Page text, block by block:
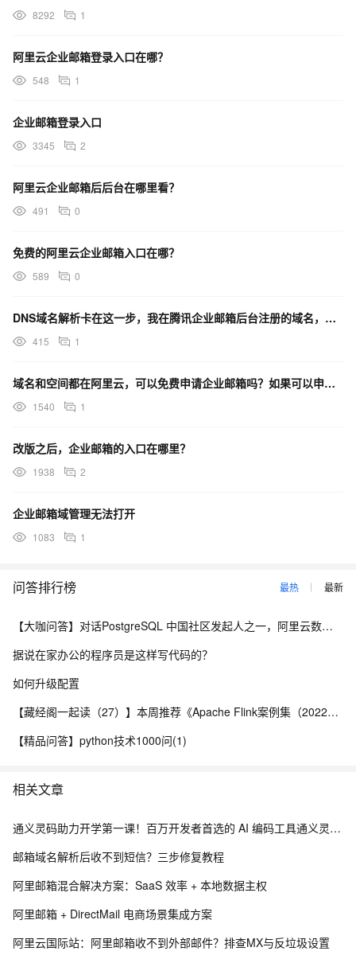
8292 1
阿里云企业邮箱登录入口在哪？
548 1
企业邮箱登录入口
3345 2
阿里云企业邮箱后后台在哪里看？
491 0
免费的阿里云企业邮箱入口在哪？
589 0
DNS域名解析卡在这一步，我在腾讯企业邮箱后台注册的域名，改怎么修改呢？
415 1
域名和空间都在阿里云，可以免费申请企业邮箱吗？如果可以申请，申请入口在哪里？
1540 1
改版之后，企业邮箱的入口在哪里？
1938 2
企业邮箱域管理无法打开
1083 1
问答排行榜 最热 最新
【大咖问答】对话PostgreSQL 中国社区发起人之一，阿里云数据库高级专家 德哥
据说在家办公的程序员是这样写代码的？
如何升级配置
【藏经阁一起读（27）】本周推荐《Apache Flink案例集（2022版）》，你有哪些心得？
【精品问答】python技术1000问(1)
相关文章
通义灵码助力开学第一课！百万开发者首选的 AI 编码工具通义灵码是如何炼成的？
邮箱域名解析后收不到短信？三步修复教程
阿里邮箱混合解决方案：SaaS 效率 + 本地数据主权
阿里邮箱 + DirectMail 电商场景集成方案
阿里云国际站：阿里邮箱收不到外部邮件？排查MX与反垃圾设置